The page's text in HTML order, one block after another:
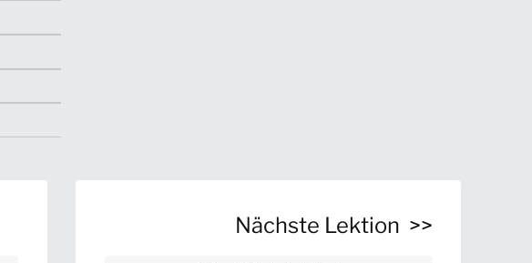
Nächste Lektion >>